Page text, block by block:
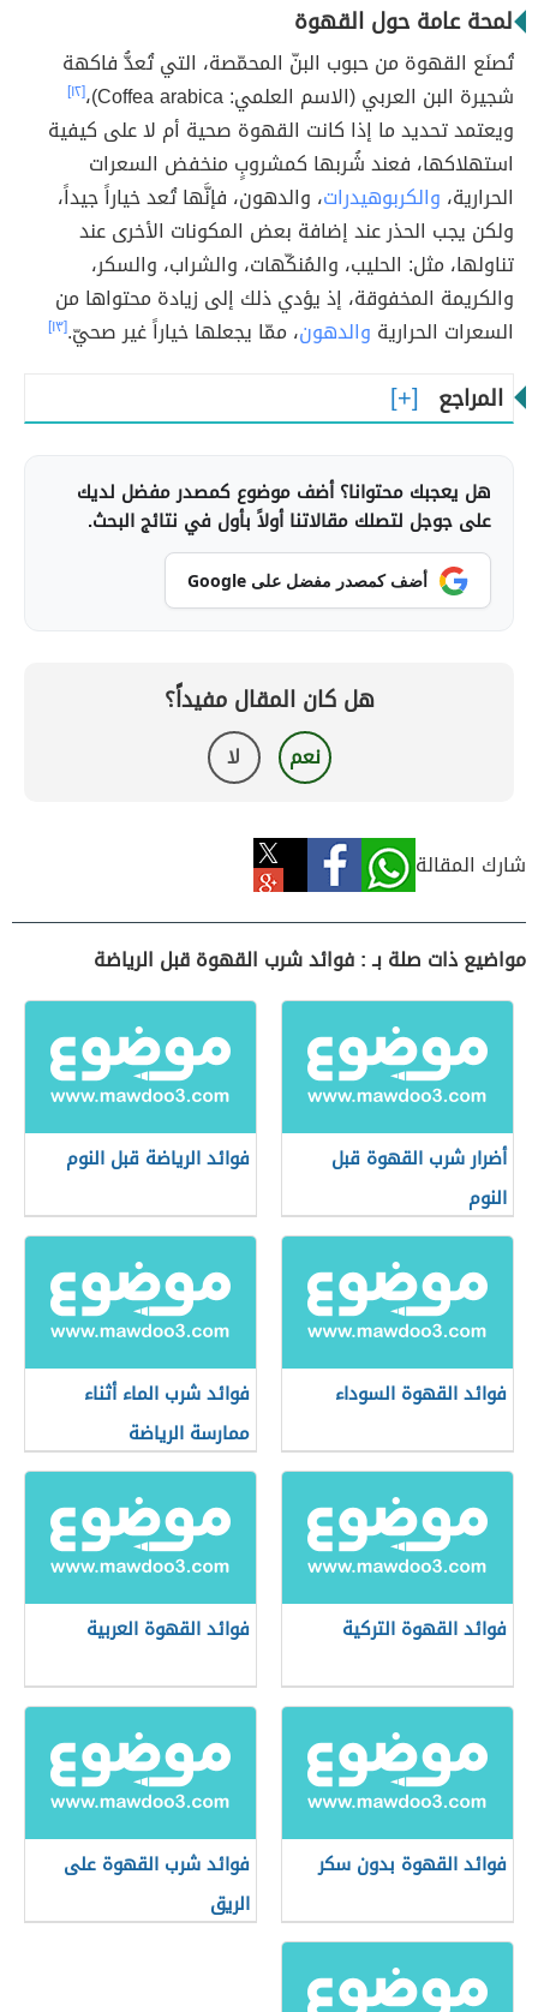
لمحة عامة حول القهوة
تُصنَع القهوة من حبوب البنّ المحمّصة، التي تُعدُّ فاكهة
شجيرة البن العربي (الاسم العلمي: Coffea arabica)،
[١٢]
ويعتمد تحديد ما إذا كانت القهوة صحية أم لا على كيفية
استهلاكها، فعند شُربها كمشروبٍ منخفض السعرات
الحرارية، والكربوهيدرات، والدهون، فإنَّها تُعد خياراً جيداً،
ولكن يجب الحذر عند إضافة بعض المكونات الأخرى عند
تناولها، مثل: الحليب، والمُنكّهات، والشراب، والسكر،
والكريمة المخفوقة، إذ يؤدي ذلك إلى زيادة محتواها من
السعرات الحرارية والدهون، ممّا يجعلها خياراً غير صحيّ.[١٣]
المراجع
هل يعجبك محتوانا؟ أضف موضوع كمصدر مفضل لديك
على جوجل لتصلك مقالاتنا أولاً بأول في نتائج البحث.
أضف كمصدر مفضل على Google
هل كان المقال مفيداً؟
نعم لا
شارك المقالة
مواضيع ذات صلة بـ : فوائد شرب القهوة قبل الرياضة
أضرار شرب القهوة قبل
النوم
فوائد الرياضة قبل النوم
فوائد القهوة السوداء
فوائد شرب الماء أثناء
ممارسة الرياضة
فوائد القهوة التركية فوائد القهوة العربية
فوائد القهوة بدون سكر
فوائد شرب القهوة على
الريق